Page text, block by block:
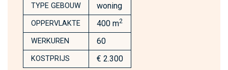
TYPE GEBOUW woning
OPPERVLAKTE 400 m2
WERKUREN 60
KOSTPRIJS € 2.300